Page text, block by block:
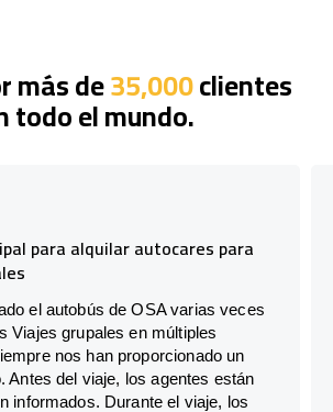
más de35,000clientes
todo el mundo.
para alquilar autocares para
el autobús de OSA varias veces
Viajes grupales en múltiples
nos han proporcionado un
Antes del viaje, los agentes están
informados. Durante el viaje, los